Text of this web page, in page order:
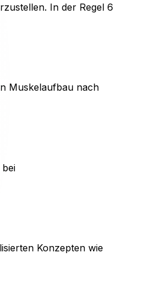
In der Regel 6
Muskelaufbau nach
Konzepten wie